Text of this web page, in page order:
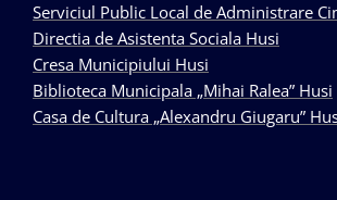
Serviciul Public Local de Administrare
Directia de Asistenta Sociala Husi
Cresa Municipiului Husi
Biblioteca Municipala „Mihai Ralea” Husi
Casa de Cultura „Alexandru Giugaru”